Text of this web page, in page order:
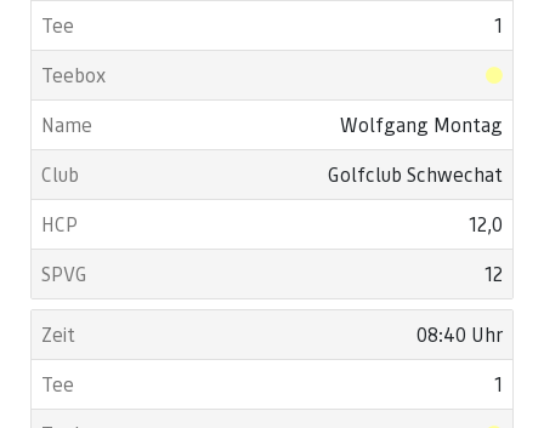
1
Wolfgang Montag
Golfclub Schwechat
12,0
12
08:40 Uhr
1